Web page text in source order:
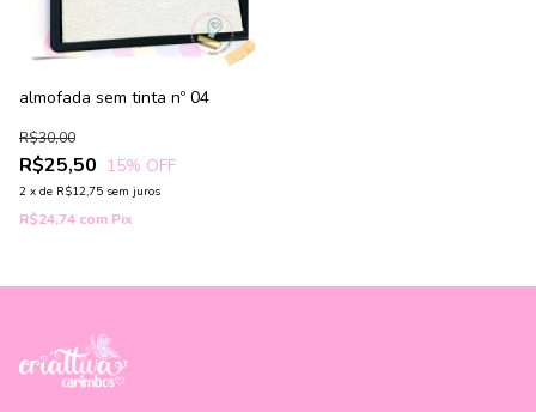
almofada sem tinta nº 04
R$25,50
R$30,00
15% OFF
2 x de R$12,75 sem juros
R$24,74 com Pix